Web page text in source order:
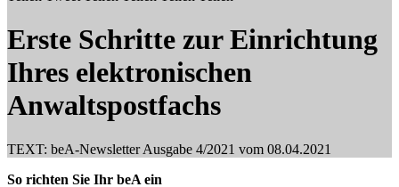
Erste Schritte zur Einrichtung
Ihres elektronischen
Anwaltspostfachs
TEXT: beA-Newsletter Ausgabe 4/2021 vom 08.04.2021
So richten Sie Ihr beA ein